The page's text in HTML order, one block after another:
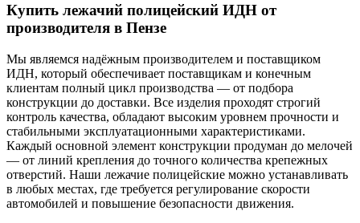
Купить лежачий полицейский ИДН от
производителя в Пензе
Мы являемся надёжным производителем и поставщиком
ИДН, который обеспечивает поставщикам и конечным
клиентам полный цикл производства — от подбора
конструкции до доставки. Все изделия проходят строгий
контроль качества, обладают высоким уровнем прочности и
стабильными эксплуатационными характеристиками.
Каждый основной элемент конструкции продуман до мелочей
— от линий крепления до точного количества крепежных
отверстий. Наши лежачие полицейские можно устанавливать
в любых местах, где требуется регулирование скорости
автомобилей и повышение безопасности движения.